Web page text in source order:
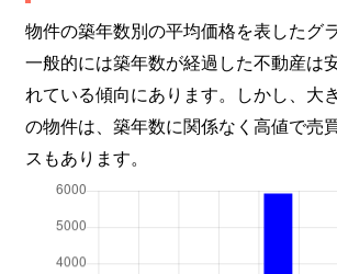
物件の築年数別の平均価格を表したグ
一般的には築年数が経過した不動産は
れている傾向にあります。しかし、大
の物件は、築年数に関係なく高値で売
スもあります。